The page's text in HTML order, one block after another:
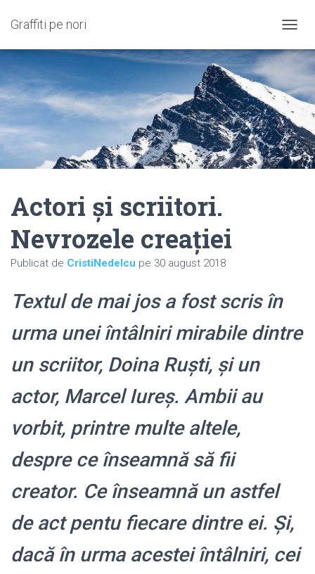
Graffiti pe nori
O
T
N
A
V
I
G
Actori și scriitori.
Nevrozele creației
Publicat de CristiNedelcu pe 30 august 2018
Textul de mai jos a fost scris în
urma unei întâlniri mirabile dintre
un scriitor, Doina Ruști, și un
actor, Marcel Iureș. Ambii au
vorbit, printre multe altele,
despre ce înseamnă să fii
creator. Ce înseamnă un astfel
de act pentu fiecare dintre ei. Și,
dacă în urma acestei întâlniri, cei